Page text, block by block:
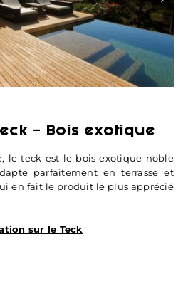
– Bois exotique
le teck est le bois exotique noble
parfaitement en terrasse et
en fait le produit le plus apprécié
sur le Teck